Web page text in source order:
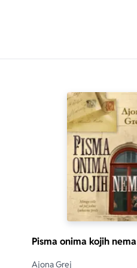
Pisma onima kojih nema
Ajona Grej